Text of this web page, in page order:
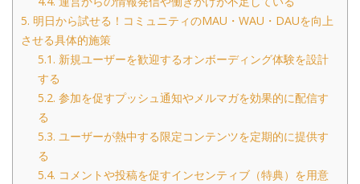
5. 明日から試せる！コミュニティのMAU・WAU・DAUを向上
させる具体的施策
5.1. 新規ユーザーを歓迎するオンボーディング体験を設計
する
5.2. 参加を促すプッシュ通知やメルマガを効果的に配信す
る
5.3. ユーザーが熱中する限定コンテンツを定期的に提供す
る
5.4. コメントや投稿を促すインセンティブ（特典）を用意